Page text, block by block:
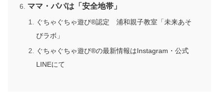
ママ・パパは「安全地帯」
ぐちゃぐちゃ遊び®認定 浦和親子教室「未来あそ
びラボ」
ぐちゃぐちゃ遊び®の最新情報はInstagram・公式
LINEにて